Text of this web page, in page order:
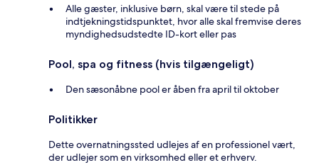
Alle gæster, inklusive børn, skal være til stede på
indtjekningstidspunktet, hvor alle skal fremvise deres
myndighedsudstedte ID-kort eller pas
Pool, spa og fitness (hvis tilgængeligt)
Den sæsonåbne pool er åben fra april til oktober
Politikker
Dette overnatningssted udlejes af en professionel vært,
der udlejer som en virksomhed eller et erhverv.